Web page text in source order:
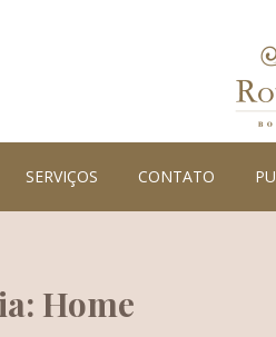
SERVIÇOS CONTATO
Home